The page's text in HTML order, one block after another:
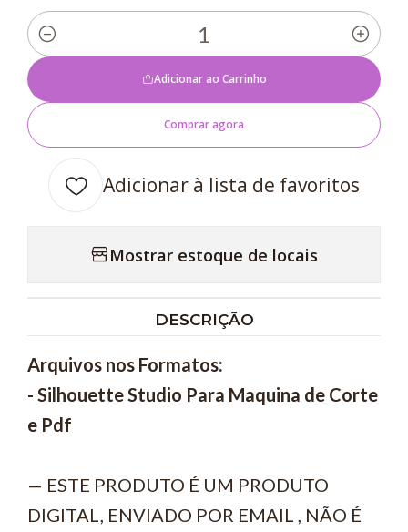
Quantidade
Adicionar ao Carrinho
Comprar agora
Adicionar à lista de favoritos
Mostrar estoque de locais
DESCRIÇÃO
Arquivos nos Formatos:
- Silhouette Studio Para Maquina de Corte
e Pdf
— ESTE PRODUTO É UM PRODUTO
DIGITAL, ENVIADO POR EMAIL , NÃO É